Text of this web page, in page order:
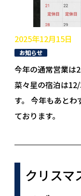
2025年12月15日
お知らせ
今年の通常営業は
菜々星の宿泊は
す。 今年もあと
ております。
クリスマ